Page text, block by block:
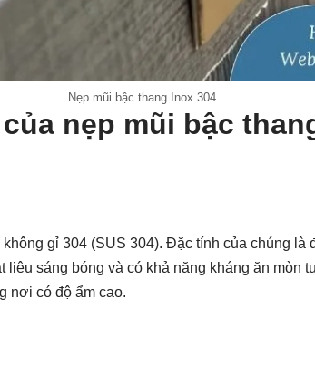
Nẹp mũi bậc thang Inox 304
nẹp mũi bậc
gỉ 304 (SUS 304). Đặc tính của chúng là
liệu sáng bóng và có khả năng kháng ăn mòn
nơi có độ ẩm cao.